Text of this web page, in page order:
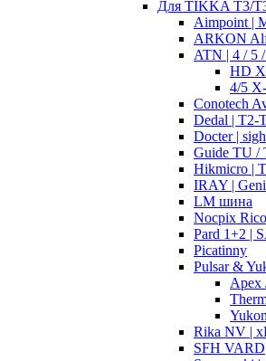
Для TIKKA T3/
Aimpoint |
ARKON
ATN | 4 / 5
HD
4/5
Conotech
Dedal | T2-
Docter |
Guide TU /
Hikmicro |
IRAY |
LM шина
Nocpix
Pard 1+2 |
Picatinny
Pulsar &
Apex
Rika NV |
SFH VARD